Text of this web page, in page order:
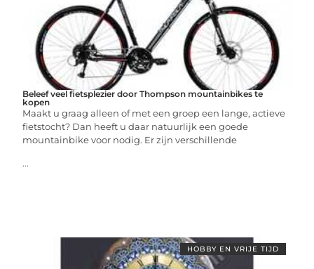
Beleef veel fietsplezier door Thompson mountainbikes te
kopen
Maakt u graag alleen of met een groep een lange, actieve
fietstocht? Dan heeft u daar natuurlijk een goede
mountainbike voor nodig. Er zijn verschillende
...
HOBBY EN VRIJE TIJD